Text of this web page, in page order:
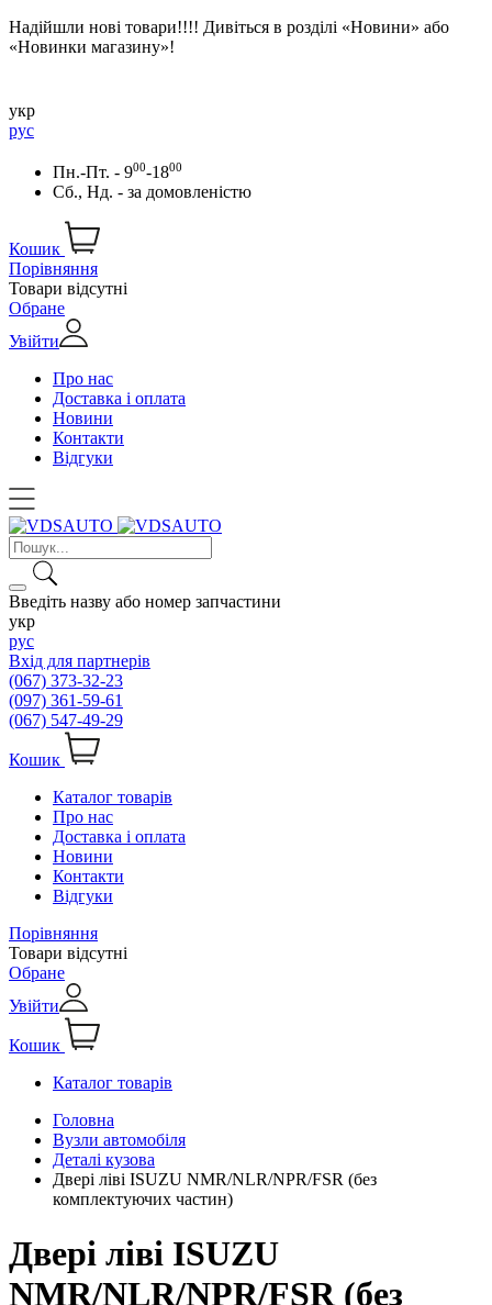
Надійшли нові товари!!!! Дивіться в розділі «Новини» або
«Новинки магазину»!
укр
рус
Пн.-Пт. - 900-1800
Сб., Нд. - за домовленістю
Кошик
Порівняння
Товари відсутні
Обране
Увійти
Про нас
Доставка і оплата
Новини
Контакти
Відгуки
Введіть назву або номер запчастини
укр
рус
Вхід для партнерів
(067) 373-32-23
(097) 361-59-61
(067) 547-49-29
Кошик
Каталог товарів
Про нас
Доставка і оплата
Новини
Контакти
Відгуки
Порівняння
Товари відсутні
Обране
Увійти
Кошик
Каталог товарів
Головна
Вузли автомобіля
Деталі кузова
Двері ліві ISUZU NMR/NLR/NPR/FSR (без
комплектуючих частин)
Двері ліві ISUZU
NMR/NLR/NPR/FSR (без